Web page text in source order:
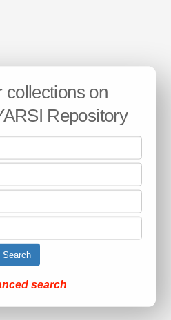
collections on
Repository
Search
search